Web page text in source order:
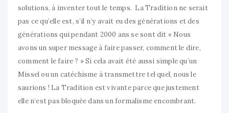
solutions, à inventer tout le temps. La Tradition ne serait
pas ce qu’elle est, s’il n’y avait eu des générations et des
générations qui pendant 2000 ans se sont dit « Nous
avons un super message à faire passer, comment le dire,
comment le faire ? » Si cela avait été aussi simple qu’un
Missel ou un catéchisme à transmettre tel quel, nous le
saurions ! La Tradition est vivante parce que justement
elle n’est pas bloquée dans un formalisme encombrant.